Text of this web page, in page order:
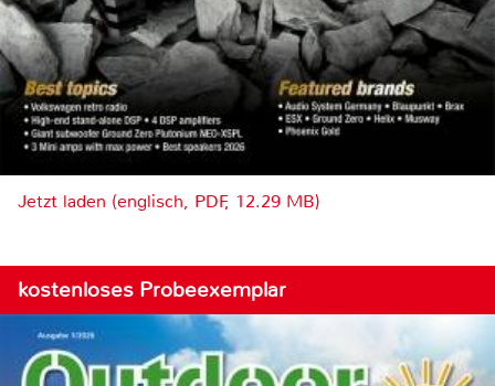
Jetzt laden (englisch, PDF, 12.29 MB)
kostenloses Probeexemplar